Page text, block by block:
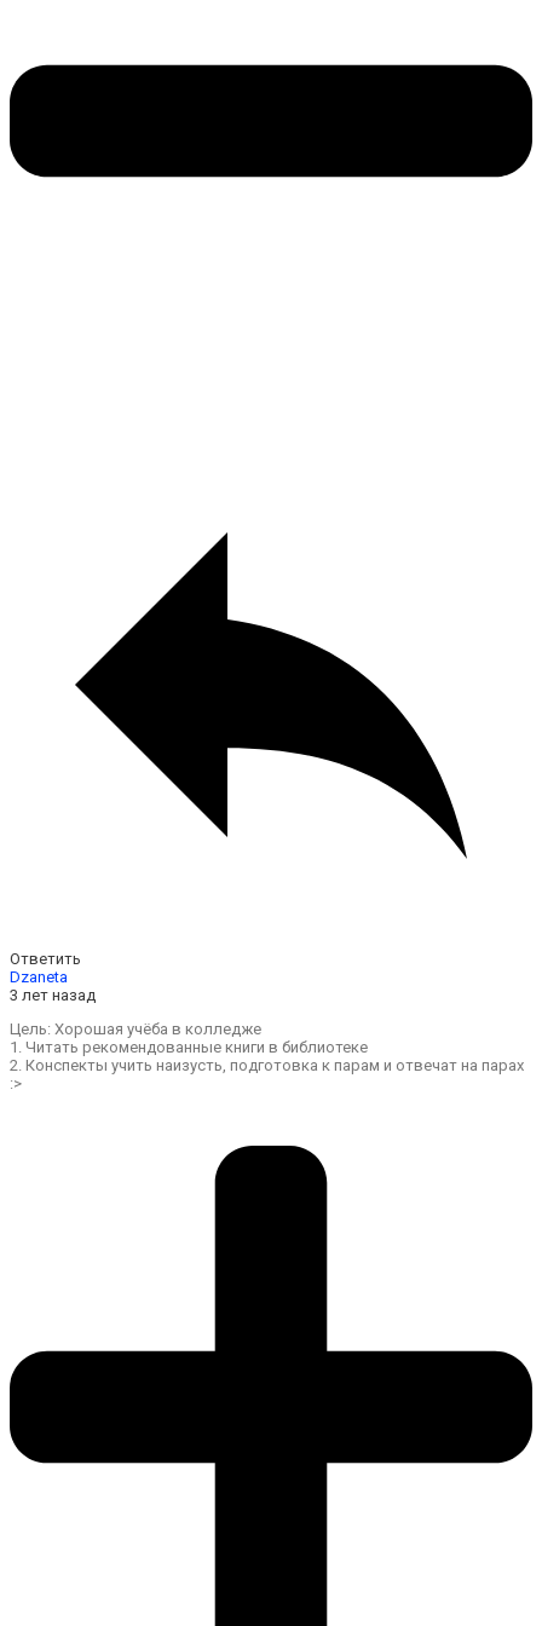
Ответить
Dzaneta
3 лет назад
Цель: Хорошая учёба в колледже
1. Читать рекомендованные книги в библиотеке
2. Конспекты учить наизусть, подготовка к парам и отвечат на парах
:>